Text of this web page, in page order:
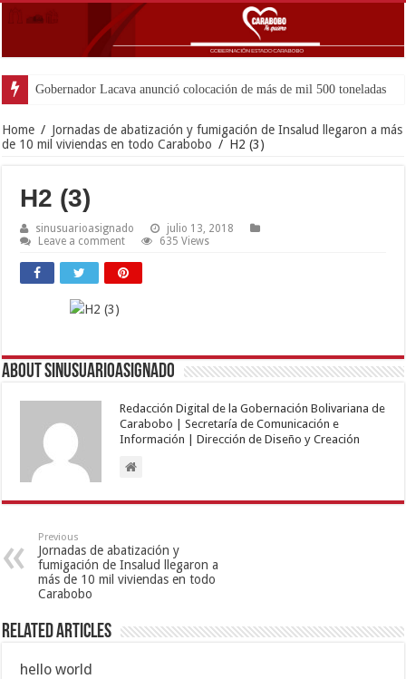
Home / Jornadas de abatización y fumigación de Insalud llegaron a más
de 10 mil viviendas en todo Carabobo / H2 (3)
H2 (3)
sinusuarioasignado
julio 13, 2018
Leave a comment
635 Views
About sinusuarioasignado
Redacción Digital de la Gobernación Bolivariana de
Carabobo | Secretaría de Comunicación e
Información | Dirección de Diseño y Creación
Previous
Jornadas de abatización y
fumigación de Insalud llegaron a
más de 10 mil viviendas en todo
Carabobo
Related Articles
hello world